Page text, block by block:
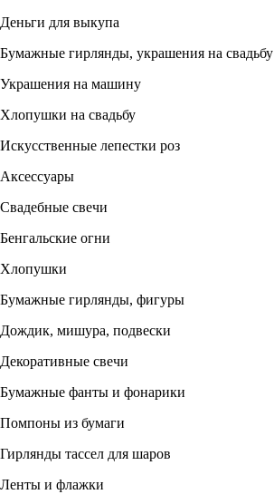
Деньги для выкупа
Бумажные гирлянды, украшения на свадьбу
Украшения на машину
Хлопушки на свадьбу
Искусственные лепестки роз
Аксессуары
Свадебные свечи
Бенгальские огни
Хлопушки
Бумажные гирлянды, фигуры
Дождик, мишура, подвески
Декоративные свечи
Бумажные фанты и фонарики
Помпоны из бумаги
Гирлянды тассел для шаров
Ленты и флажки